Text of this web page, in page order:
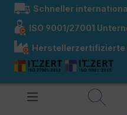
springen
Schneller
ISO 9001/27001
Herstellerzertifizierte